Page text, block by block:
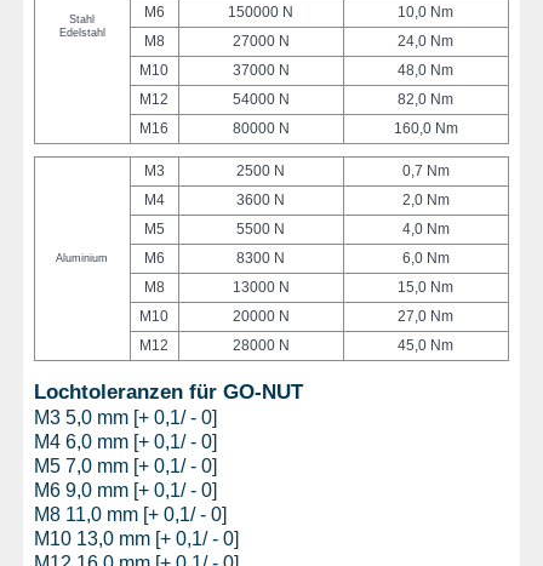
Stahl
Edelstahl
M6
150000 N
10,0 Nm
M8
27000 N
24,0 Nm
M10
37000 N
48,0 Nm
M12
54000 N
82,0 Nm
M16
80000 N 160,0 Nm
Aluminium
M3 2500 N
0,7 Nm
M4
3600 N
2,0 Nm
M5
5500 N
4,0 Nm
M6
8300 N
6,0 Nm
M8
13000 N
15,0 Nm
M10
20000 N
27,0 Nm
M12
28000 N 45,0 Nm
Lochtoleranzen für GO-NUT
M3 5,0 mm [+ 0,1/ - 0]
M4 6,0 mm [+ 0,1/ - 0]
M5 7,0 mm [+ 0,1/ - 0]
M6 9,0 mm [+ 0,1/ - 0]
M8 11,0 mm [+ 0,1/ - 0]
M10 13,0 mm [+ 0,1/ - 0]